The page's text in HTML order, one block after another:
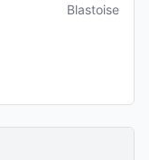
Blastoise